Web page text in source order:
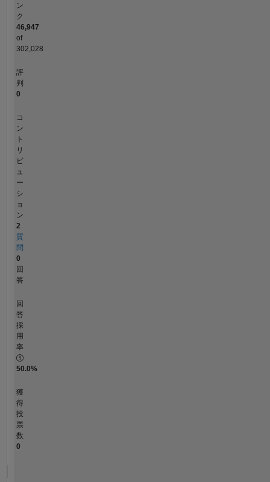
ン
ク
46,947
of
302,028
評
判
0
コ
ン
ト
リ
ビ
ュ
ー
シ
ョ
ン
2
質
問
0
回
答
回
答
採
用
率
50.0%
獲
得
投
票
数
0